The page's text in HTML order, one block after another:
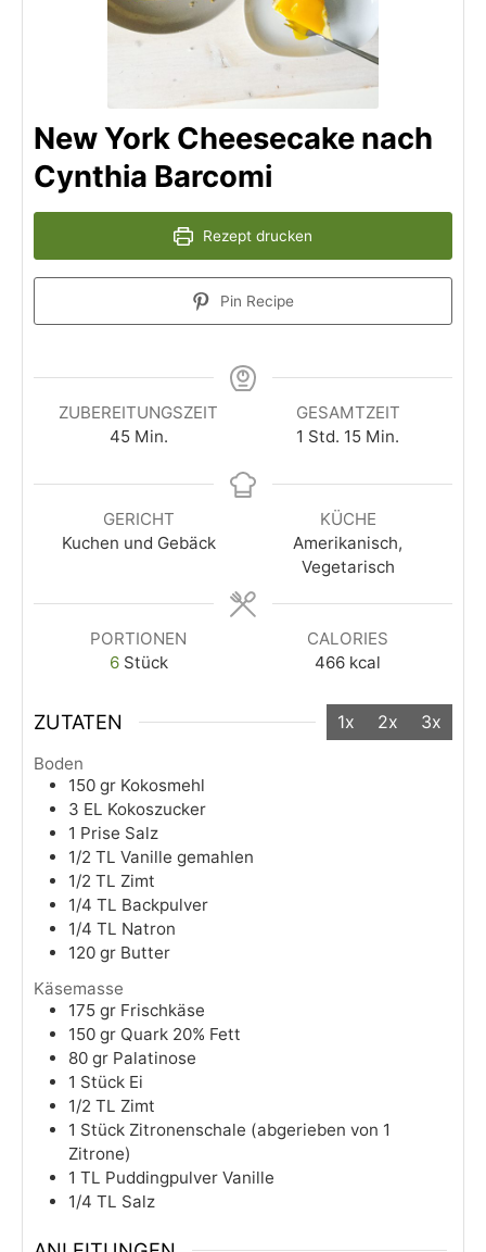
New York Cheesecake nach
Cynthia Barcomi
Rezept drucken
Pin Recipe
ZUBEREITUNGSZEIT
45 Min.
GESAMTZEIT
1 Std. 15 Min.
GERICHT
Kuchen und Gebäck
KÜCHE
Amerikanisch,
Vegetarisch
PORTIONEN
6 Stück
CALORIES
466 kcal
ZUTATEN 1x 2x 3x
Boden
150 gr Kokosmehl
3 EL Kokoszucker
1 Prise Salz
1/2 TL Vanille gemahlen
1/2 TL Zimt
1/4 TL Backpulver
1/4 TL Natron
120 gr Butter
Käsemasse
175 gr Frischkäse
150 gr Quark 20% Fett
80 gr Palatinose
1 Stück Ei
1/2 TL Zimt
1 Stück Zitronenschale (abgerieben von 1
Zitrone)
1 TL Puddingpulver Vanille
1/4 TL Salz